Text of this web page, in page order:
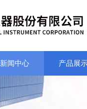
新闻中心 产品展